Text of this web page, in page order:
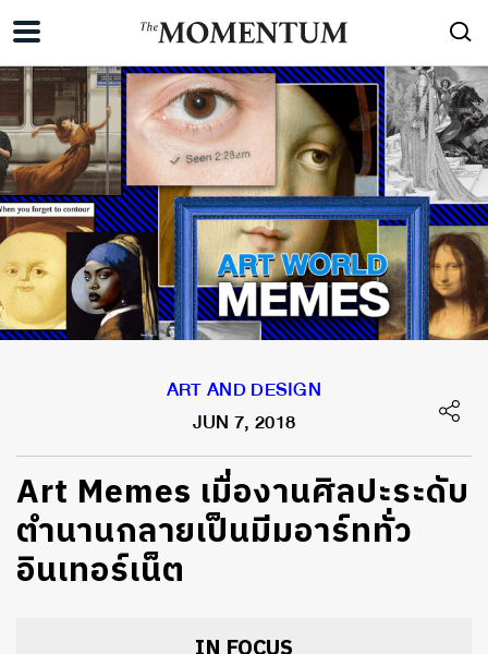
ART AND DESIGN
JUN 7, 2018
Art Memes เมื่องานศิลปะระดับ
ตำนานกลายเป็นมีมอาร์ททั่ว
อินเทอร์เน็ต